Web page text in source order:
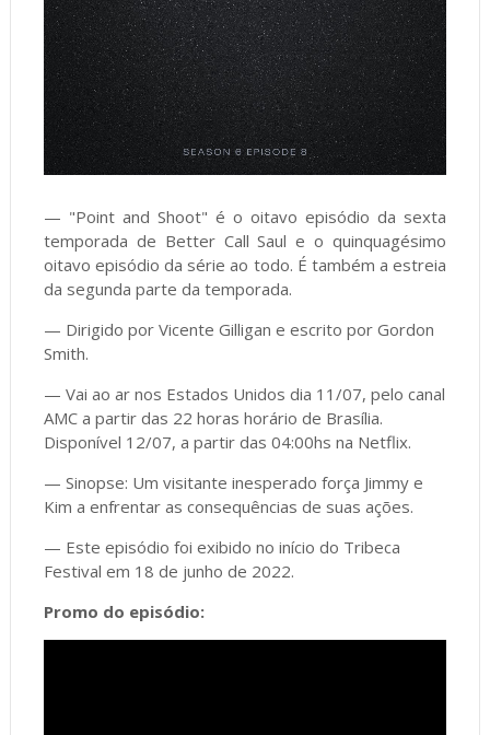
— "Point and Shoot" é o oitavo episódio da sexta
temporada de Better Call Saul e o quinquagésimo
oitavo episódio da série ao todo. É também a estreia
da segunda parte da temporada.
— Dirigido por Vicente Gilligan e escrito por Gordon
Smith.
— Vai ao ar nos Estados Unidos dia 11/07, pelo canal
AMC a partir das 22 horas horário de Brasília.
Disponível 12/07, a partir das 04:00hs na Netflix.
— Sinopse: Um visitante inesperado força Jimmy e
Kim a enfrentar as consequências de suas ações.
— Este episódio foi exibido no início do Tribeca
Festival em 18 de junho de 2022.
Promo do episódio: